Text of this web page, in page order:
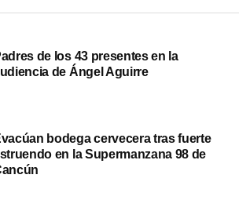
de los 43 presentes en la
de Ángel Aguirre
bodega cervecera tras fuerte
en la Supermanzana 98 de